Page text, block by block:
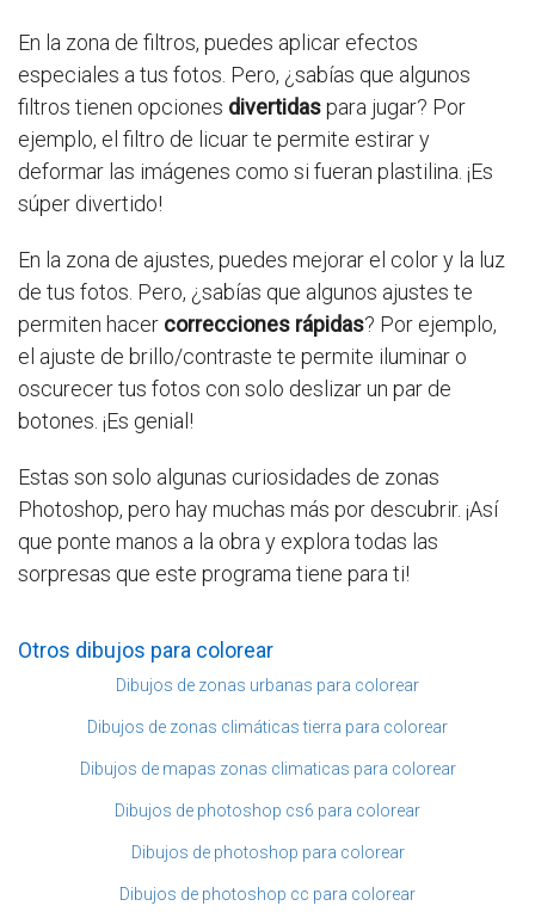
En la zona de filtros, puedes aplicar efectos
especiales a tus fotos. Pero, ¿sabías que algunos
filtros tienen opciones divertidaspara jugar? Por
ejemplo, el filtro de licuar te permite estirar y
deformar las imágenes como si fueran plastilina. ¡Es
súper divertido!
En la zona de ajustes, puedes mejorar el color y la luz
de tus fotos. Pero, ¿sabías que algunos ajustes te
permiten hacer correcciones rápidas? Por ejemplo,
el ajuste de brillo/contraste te permite iluminar o
oscurecer tus fotos con solo deslizar un par de
botones. ¡Es genial!
Estas son solo algunas curiosidades de zonas
Photoshop, pero hay muchas más por descubrir. ¡Así
que ponte manos a la obra y explora todas las
sorpresas que este programa tiene para ti!
Otros dibujos para colorear
Dibujos de zonas urbanas para colorear
Dibujos de zonas climáticas tierra para colorear
Dibujos de mapas zonas climaticas para colorear
Dibujos de photoshop cs6 para colorear
Dibujos de photoshop para colorear
Dibujos de photoshop cc para colorear